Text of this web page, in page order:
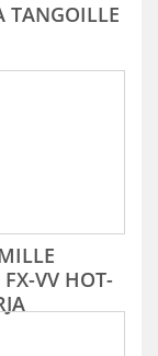
TANGOILLE
VV HOT-